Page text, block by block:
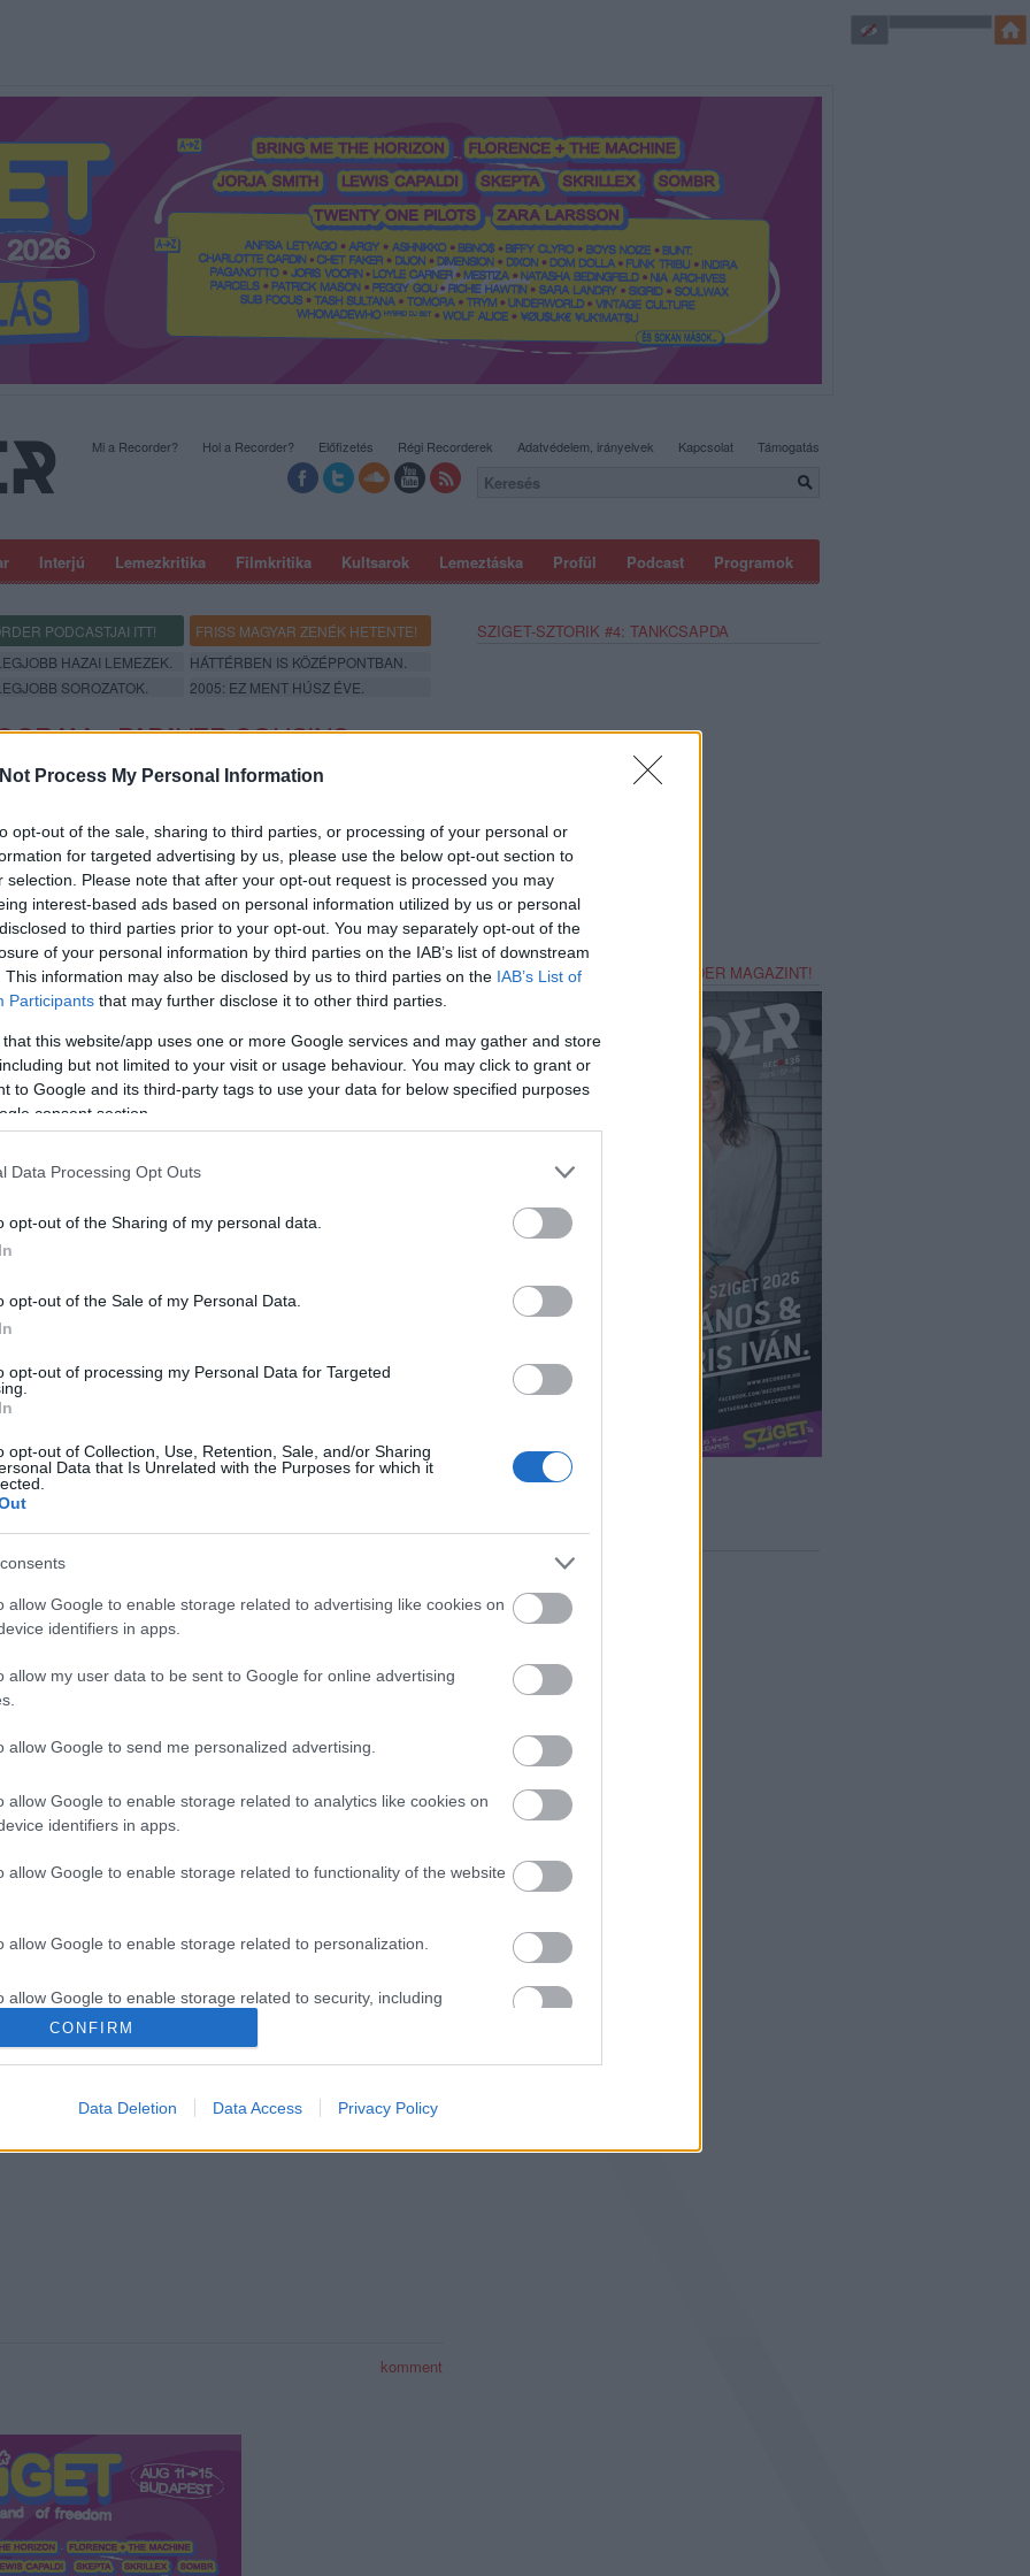
Process My Personal Information
opt-out of the sale, sharing to third parties, or processing of your personal or
for targeted advertising by us, please use the below opt-out section to
selection. Please note that after your opt-out request is processed you may
interest-based ads based on personal information utilized by us or personal
to third parties prior to your opt-out. You may separately opt-out of the
of your personal information by third parties on the IAB’s list of downstream
This information may also be disclosed by us to third parties on the IAB’s List of
Participants that may further disclose it to other third parties.
that this website/app uses one or more Google services and may gather and store
but not limited to your visit or usage behaviour. You may click to grant or
to Google and its third-party tags to use your data for below specified purposes
consent section.
Data Processing Opt Outs
opt-out of the Sharing of my personal data.
opt-out of the Sale of my Personal Data.
opt-out of processing my Personal Data for Targeted
opt-out of Collection, Use, Retention, Sale, and/or Sharing
Data that Is Unrelated with the Purposes for which it
allow Google to enable storage related to advertising like cookies on
identifiers in apps.
allow my user data to be sent to Google for online advertising
allow Google to send me personalized advertising.
allow Google to enable storage related to analytics like cookies on
identifiers in apps.
allow Google to enable storage related to functionality of the website
allow Google to enable storage related to personalization.
allow Google to enable storage related to security, including
functionality and fraud prevention, and other user protection.
CONFIRM
Data Deletion Data Access Privacy Policy
Interjú Lemezkritika Filmkritika Kultsarok Lemeztáska Profül Podcast Programok
Mi a Recorder? Hol a Recorder? Előfizetés Régi Recorderek Adatvédelem, irányelvek Kapcsolat Támogatás
PODCASTJAI ITT!
FRISS MAGYAR ZENÉK HETENTE!
HAZAI LEMEZEK.
HÁTTÉRBEN IS KÖZÉPPONTBAN.
SOROZATOK. 2005: EZ MENT HÚSZ ÉVE.
– PAPAVER COUSINS
Program) induló zenekarokat-előadókat támogató
a HP a Recorderen, íme abc-rendben a tizenegyedik, a
és főként az amerikai folkból és a bluesból merít.
jelent meg,No God Can Cage My Lovecímmel, melyen két dal
megjelent az első EP-jük, melyet egy kápolnában
számos nagyobb fesztiválra is eljutott, így felléptek a
Művészetek Völgyében is, eddigi legnagyobb eredményüknek
Dél-Koreában megrendezett Zandari Festa nevű showcase
klubban is. A párosra nagy hatást tett Bob Dylan, Jack
Hangfoglaló Program egy remek kezdeményezés, amely
számára a kibontakozásra, a kapcsolat- és
emellett pedig lehetőség nyílik kiváló körülmények között
által. Adtunk magunknak egy esélyt, melyet szerencsére
A zenekar jövőre olyan nagylemez elkészítését tervezi,
évet, amely idő alatt a Hangfoglaló Program támogatását
megszólítani a zenénkkel, és hogy minél többet
készül.
Recorder a Facebookon. Még több Recorder, ott, igen.
komment
SZIGET-SZTORIK #4: TANKCSAPDA
SZEREZZ MAGADNAK RECORDER MAGAZINT!
BELÉPÉS
SÜTI BEÁLLÍTÁSOK MÓDOSÍTÁSA